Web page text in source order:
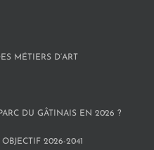
MÉTIERS D’ART
DU GÂTINAIS EN 2026 ?
2026-2041